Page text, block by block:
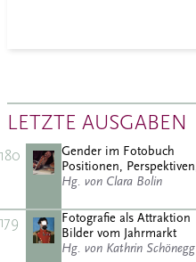
LETZTE AUSGABEN
180
Gender im Fotobuch
Positionen,
Hg. von Clara Bolin
179
Fotografie als Attraktion
Bilder vom Jahrmarkt
Hg. von Kathrin Schönegg